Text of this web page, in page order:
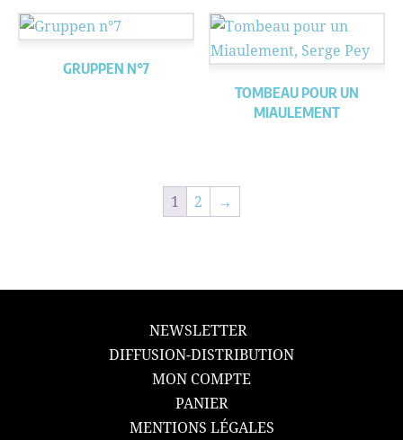
GRUPPEN N°7
TOMBEAU POUR UN
MIAULEMENT
1 2 →
NEWSLETTER
DIFFUSION-DISTRIBUTION
MON COMPTE
PANIER
MENTIONS LÉGALES